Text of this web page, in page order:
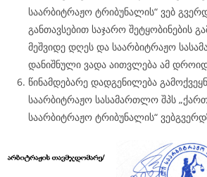
საარბიტრაჟო ტრიბუნალის“ ვებ
განთავსებით საჯარო შეტყობინების
მეშვიდე დღეს და საარბიტრაჟო
დანიშნული ვადა აითვლება ამ
წინამდებარე დადგენილება
საარბიტრაჟო სასამართლო შპს
საარბიტრაჟო ტრიბუნალის“